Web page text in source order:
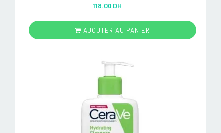
out of 5
118.00 DH
AJOUTER AU PANIER